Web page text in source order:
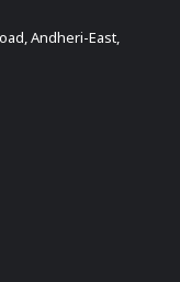
Andheri-East,